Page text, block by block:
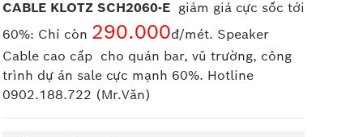
CABLE KLOTZ SCH2060-E giảm giá cực sốc tới
60%: Chỉ còn 290.000đ/mét. Speaker
Cable cao cấp cho quán bar, vũ trường, công
trình dự án sale cực mạnh 60%. Hotline
0902.188.722 (Mr.Văn)